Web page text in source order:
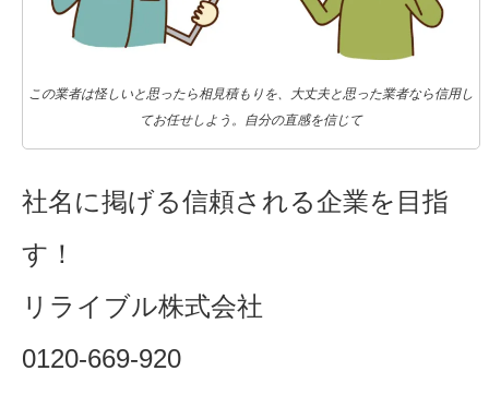
この業者は怪しいと思ったら相見積もりを、大丈夫と思った業者なら信用し
てお任せしよう。自分の直感を信じて
社名に掲げる信頼される企業を目指
す！
リライブル株式会社
0120-669-920